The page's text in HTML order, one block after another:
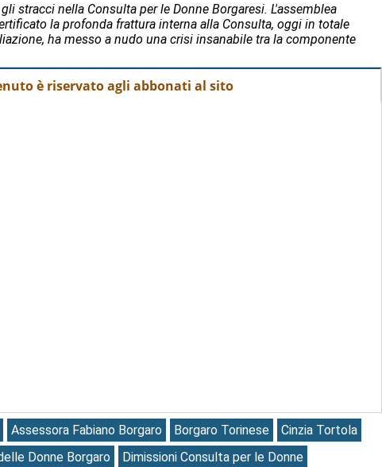
stracci nella Consulta per le Donne Borgaresi. L'assemblea
la profonda frattura interna alla Consulta, oggi in totale
ha messo a nudo una crisi insanabile tra la componente
è riservato agli abbonati al sito
Assessora Fabiano Borgaro Borgaro Torinese
Cinzia Tortola
Donne Borgaro
Dimissioni Consulta per le Donne